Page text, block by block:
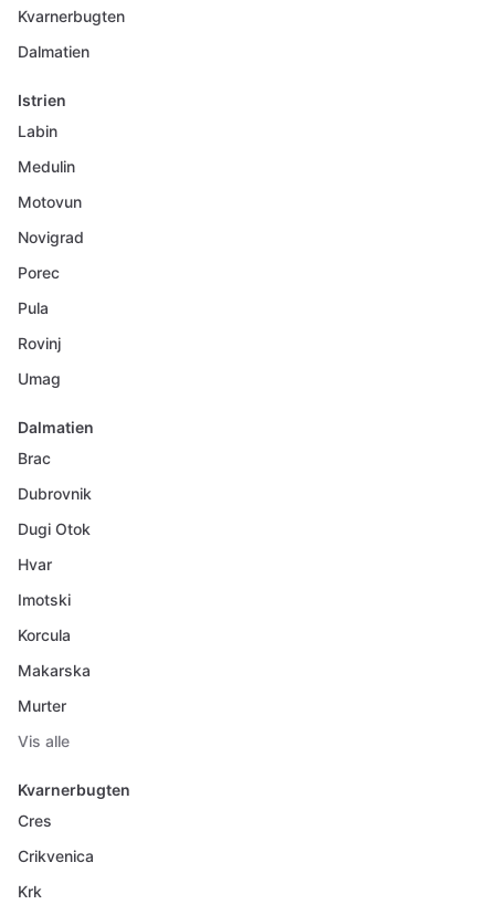
Kvarnerbugten
Dalmatien
Istrien
Labin
Medulin
Motovun
Novigrad
Porec
Pula
Rovinj
Umag
Dalmatien
Brac
Dubrovnik
Dugi Otok
Hvar
Imotski
Korcula
Makarska
Murter
Vis alle
Kvarnerbugten
Cres
Crikvenica
Krk